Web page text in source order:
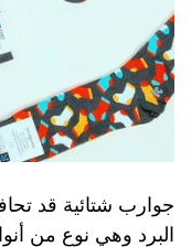
جوارب شتائية قد
البرد وهي نوع من